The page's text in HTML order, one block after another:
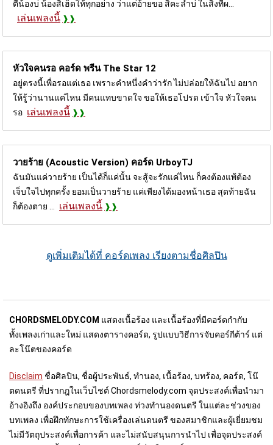
ตี๋น้องบ่ น้องสิเฮ็ดให้ทุกอย่าง ว่าแต่อ้ายขอ สิคะลำบ่ ในสิ่งที่ผ...
เล่นเพลงนี้
หัวใจคนรอ คอร์ด พรีน The Star 12
อยู่ตรงนี้เพื่อรอแต่เธอ เพราะคำหนึ่งคำว่ารัก ไม่ปล่อยให้ฉันไป อยาก
ให้รู้ว่านานแค่ไหน มีคนแทบขาดใจ ขอให้เธอโปรด เข้าใจ หัวใจคน
รอ เล่นเพลงนี้
วายร้าย (Acoustic Version) คอร์ด UrboyTJ
ฉันมันแค่วายร้าย เป็นได้ก็แค่นั้น จะสู้จะรักแค่ไหน ก็คงต้องแพ้ต้อง
เจ็บใจไปทุกครั้ง ยอมเป็นวายร้าย แค่เพียงได้มองหน้าเธอ สุดท้ายฉัน
ก็ต้องตาย ... เล่นเพลงนี้
ดูเพิ่มเติมได้ที่ คอร์ดเพลง เรียงตามชื่อศิลปิน
CHORDSMELODY.COM แสดงเนื้อร้อง และเนื้อร้องที่มีคอร์ดกำกับ
ทั้งเพลงเก่าและใหม่ แสดงตารางคอร์ด, รูปแบบวิธีการจับคอร์กีต้าร์ แต่
ละโน๊ตของคอร์ด
Disclaim ชื่อศิลปิน, ชื่อผู้ประพันธ์, ทำนอง, เนื้อร้อง, บทร้อง, คอร์ด, โน๊
ตดนตรี ที่ปรากฎในเว็บไชต์ Chordsmelody.com จุดประสงค์เพื่อนำมา
อ้างอิงถึง องค์ประกอบของบทเพลง ท่วงทำนองดนตรี ในแต่ละช่วงของ
บทเพลง เพื่อฝึกทักษะการใช้เครื่องเล่นดนตรี ของสมาชิกและผู้เยี่ยมชม
ไม่มีวัตถุประสงค์เพื่อการค้า และไม่สนับสนุนการนำไป เพื่อจุดประสงค์